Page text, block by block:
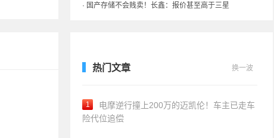
· 国产存储不会贱卖！长鑫：报价甚至高于三星
热门文章 换一波
1
电摩逆行撞上200万的迈凯伦！车主已走车
险代位追偿